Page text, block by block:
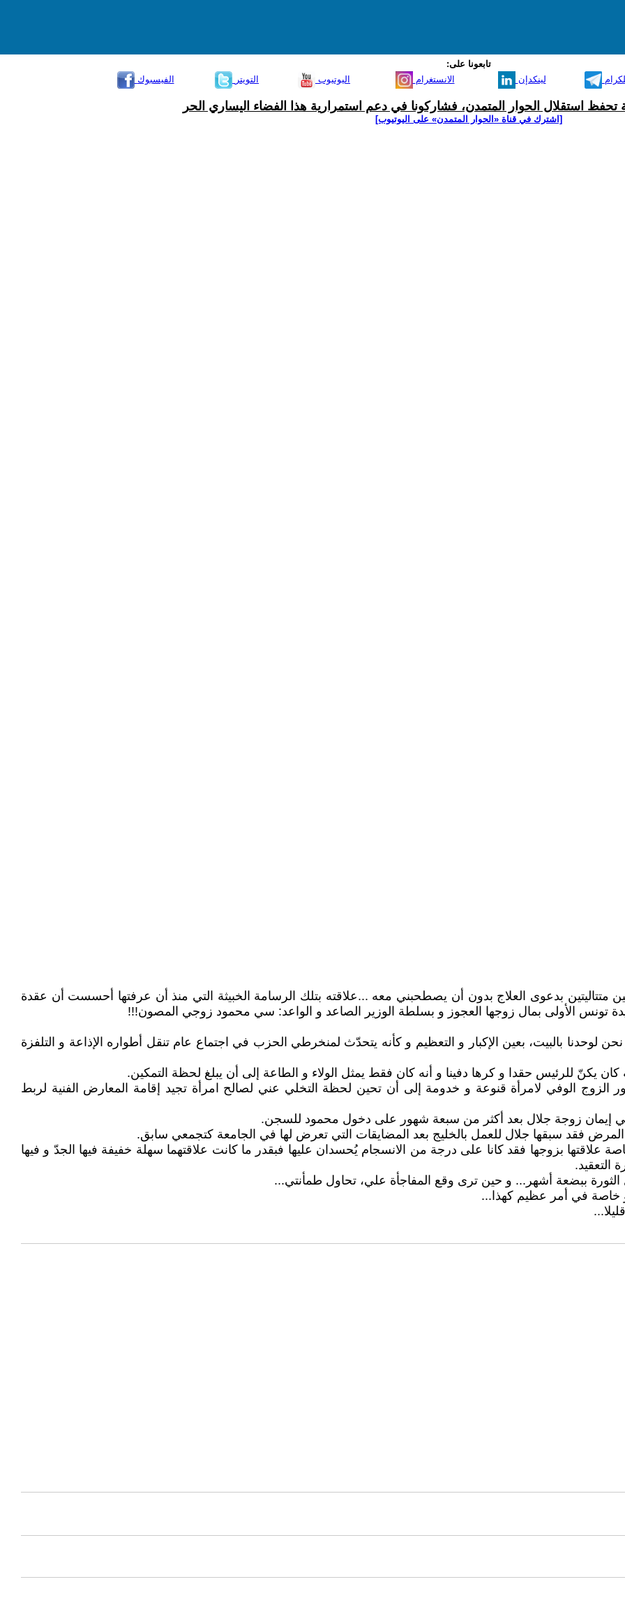
تابعونا على:
الفيسبوك
التويتر اليوتيوب الانستغرام لينكدإن
تحفظ استقلال الحوار المتمدن، فشاركونا في دعم استمرارية هذا الفضاء اليساري الحر
[اشترك في قناة ‫«الحوار المتمدن» على اليوتيوب]
متتاليتين بدعوى العلاج بدون أن يصطحبني معه ...علاقته بتلك الرسامة الخبيثة التي منذ أن عرفتها أحسست أن عقدة
تونس الأولى بمال زوجها العجوز و بسلطة الوزير الصاعد و الواعد: سي محمود زوجي المصون!!!
لوحدنا بالبيت، بعين الإكبار و التعظيم و كأنه يتحدّث لمنخرطي الحزب في اجتماع عام تنقل أطواره الإذاعة و التلفزة
يكنّ للرئيس حقدا و كرها دفينا و أنه كان فقط يمثل الولاء و الطاعة إلى أن يبلغ لحظة التمكين.
الوفي لامرأة قنوعة و خدومة إلى أن تحين لحظة التخلي عني لصالح امرأة تجيد إقامة المعارض الفنية لربط
إيمان زوجة جلال بعد أكثر من سبعة شهور على دخول محمود للسجن.
فقد سبقها جلال للعمل بالخليج بعد المضايقات التي تعرض لها في الجامعة كتجمعي سابق.
علاقتها بزوجها فقد كانا على درجة من الانسجام يُحسدان عليها فبقدر ما كانت علاقتهما سهلة خفيفة فيها الجدّ و فيها
التعقيد.
ببضعة أشهر... و حين ترى وقع المفاجأة علي، تحاول طمأنتي...
في أمر عظيم كهذا...